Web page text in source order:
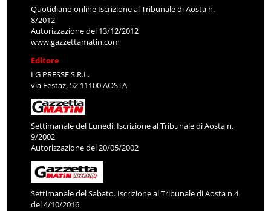
Quotidiano online Iscrizione al Tribunale di Aosta n.
8/2012
Autorizzazione del 13/12/2012
www.gazzettamatin.com
Editore
LG PRESSE S.R.L.
via Festaz, 52 11100 AOSTA
Settimanale del Lunedì. Iscrizione al Tribunale di Aosta n.
9/2002
Autorizzazione del 20/05/2002
Settimanale del Sabato. Iscrizione al Tribunale di Aosta n.4
del 4/10/2016